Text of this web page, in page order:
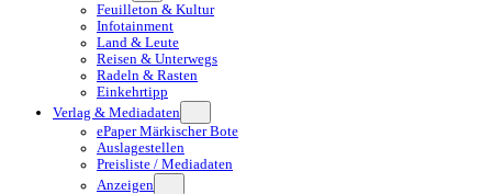
Feuilleton & Kultur
Infotainment
Land & Leute
Reisen & Unterwegs
Radeln & Rasten
Einkehrtipp
Verlag & Mediadaten
ePaper Märkischer Bote
Auslagestellen
Preisliste / Mediadaten
Anzeigen